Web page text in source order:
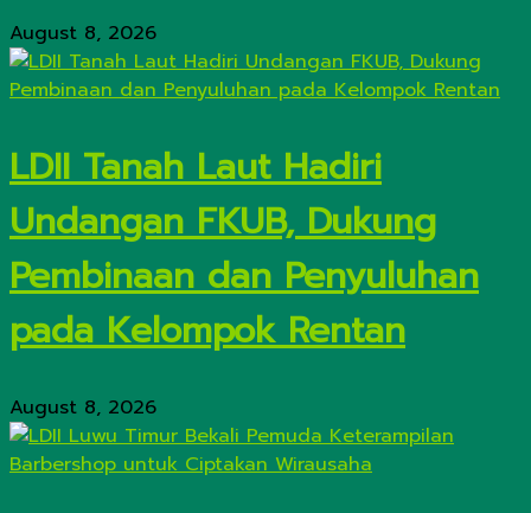
August 8, 2026
LDII Tanah Laut Hadiri
Undangan FKUB, Dukung
Pembinaan dan Penyuluhan
pada Kelompok Rentan
August 8, 2026